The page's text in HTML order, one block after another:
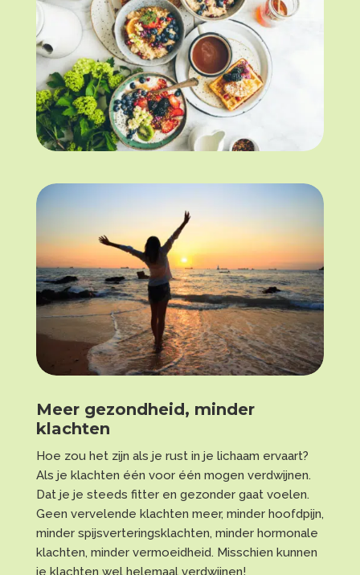
Meer gezondheid, minder
klachten
Hoe zou het zijn als je rust in je lichaam ervaart?
Als je klachten één voor één mogen verdwijnen.
Dat je je steeds fitter en gezonder gaat voelen.
Geen vervelende klachten meer, minder hoofdpijn,
minder spijsverteringsklachten, minder hormonale
klachten, minder vermoeidheid. Misschien kunnen
je klachten wel helemaal verdwijnen!